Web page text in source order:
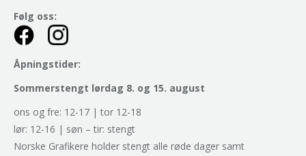
Følg oss:
Åpningstider:
Sommerstengt lørdag 8. og 15. august
ons og fre: 12-17 | tor 12-18
lør: 12-16 | søn – tir: stengt
Norske Grafikere holder stengt alle røde dager samt